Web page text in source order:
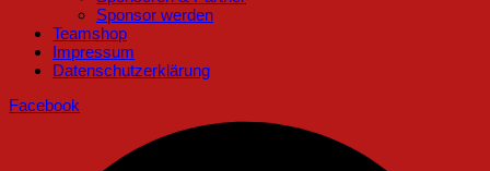
Sponsor werden
Teamshop
Impressum
Datenschutzerklärung
Facebook